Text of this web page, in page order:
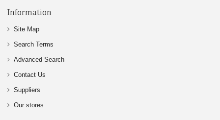
Information
Site Map
Search Terms
Advanced Search
Contact Us
Suppliers
Our stores